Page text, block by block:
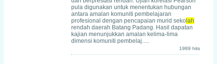
pula digunakan untuk menentukan hubungan
antara amalan komuniti pembelajaran
profesional dengan pencapaian murid seko lah
rendah daerah Batang Padang. Hasil dapatan
kajian menunjukkan amalan kelima-lima
dimensi komuniti pembelaj.....
1989 hits